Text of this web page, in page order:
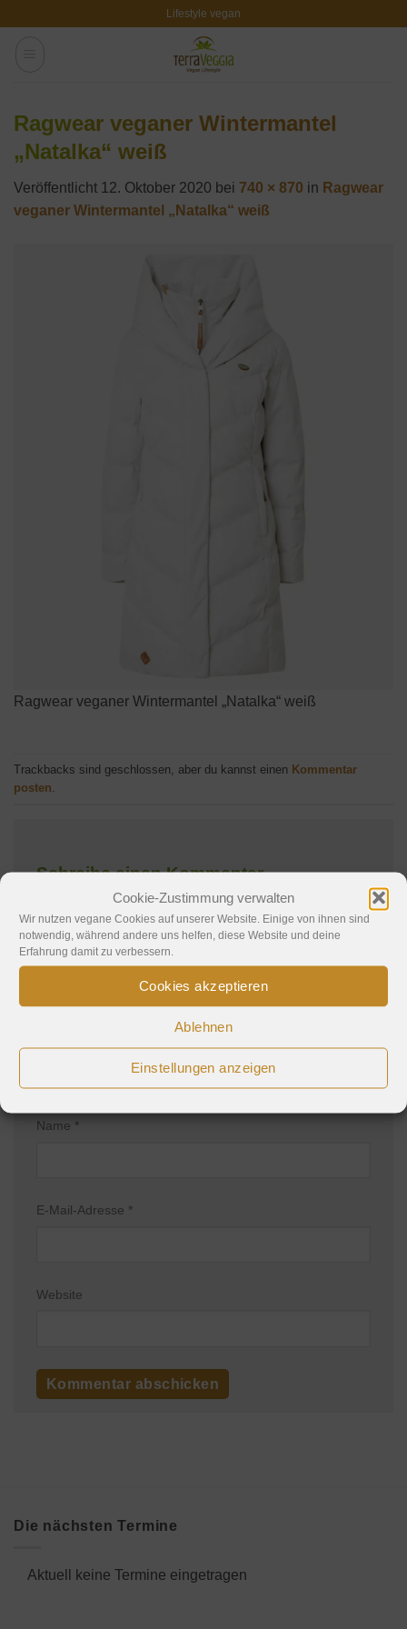
Cookie-Zustimmung verwalten
Wir nutzen vegane Cookies auf unserer Website. Einige von ihnen sind
notwendig, während andere uns helfen, diese Website und deine
Erfahrung damit zu verbessern.
Cookies akzeptieren
Ablehnen
Einstellungen anzeigen
Lifestyle vegan
Ragwear veganer Wintermantel
„Natalka“ weiß
Veröffentlicht 12. Oktober 2020 bei 740 × 870 in Ragwear
veganer Wintermantel „Natalka“ weiß
Ragwear veganer Wintermantel „Natalka“ weiß
Trackbacks sind geschlossen, aber du kannst einen Kommentar
posten
Schreibe einen Kommentar
Deine E-Mail-Adresse wird nicht veröffentlicht.
Erforderliche Felder sind mit*markiert
Kommentar*
Name *
E-Mail-Adresse *
Website
Die nächsten Termine
Aktuell keine Termine eingetragen